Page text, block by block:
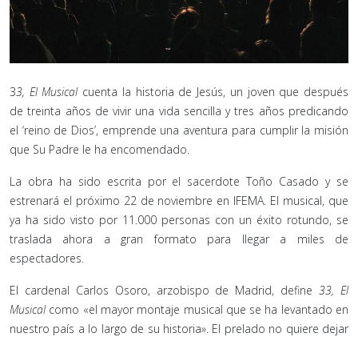
33, El Musicalcuenta la historia de Jesús, un joven que después
de treinta años de vivir una vida sencilla y tres años predicando
el ‘reino de Dios’, emprende una aventura para cumplir la misión
que Su Padre le ha encomendado.
La obra ha sido escrita por el sacerdote Toño Casado y se
estrenará el próximo 22 de noviembre en IFEMA. El musical, que
ya ha sido visto por 11.000 personas con un éxito rotundo, se
traslada ahora a gran formato para llegar a miles de
espectadores.
El cardenal Carlos Osoro, arzobispo de Madrid, define33, El
Musicalcomo «el mayor montaje musical que se ha levantado en
nuestro país a lo largo de su historia». El prelado no quiere dejar